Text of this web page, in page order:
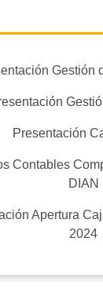
Gestión
Presentación
Contables
DIAN
Apertura
2024